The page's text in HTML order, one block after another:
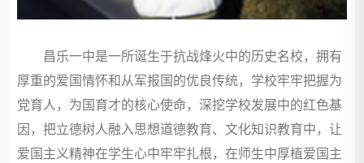
昌乐一中是一所诞生于抗战烽火中的历史名校，拥有
厚重的爱国情怀和从军报国的优良传统，学校牢牢把握为
党育人，为国育才的核心使命，深挖学校发展中的红色基
因，把立德树人融入思想道德教育、文化知识教育中，让
爱国主义精神在学生心中牢牢扎根，在师生中厚植爱国主